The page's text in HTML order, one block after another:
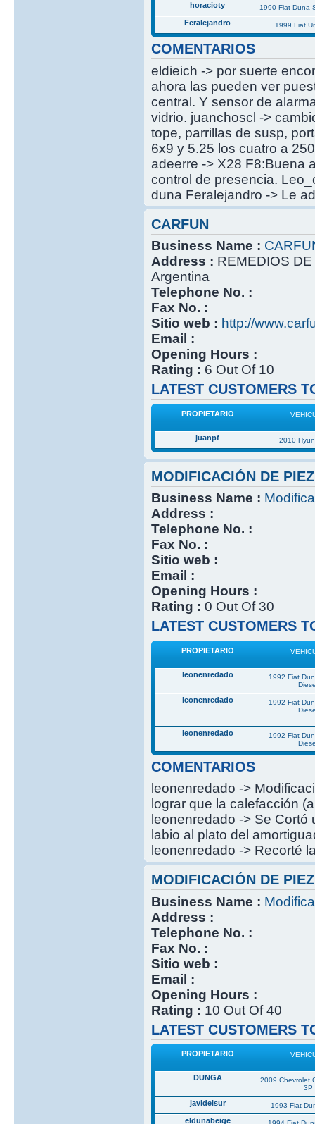
horacioty 1990 Fiat Duna
Feralejandro 1999 Fiat
COMENTARIOS
eldieich -> por suerte
ahora las pueden ver
central. Y sensor de
vidrio. juanchoscl ->
tope, parrillas de susp,
6x9 y 5.25 los cuatro a
adeerre -> X28 F8:Buena
control de presencia.
duna Feralejandro -> Le
CARFUN
Business Name :
Address : REMEDIOS
Argentina
Telephone No. :
Fax No. :
Sitio web : http://
Email :
Opening Hours :
Rating : 6 Out Of 10
LATEST CUSTOMERS
PROPIETARIO
juanpf 2010
MODIFICACIÓN DE
Business Name :
Address :
Telephone No. :
Fax No. :
Sitio web :
Email :
Opening Hours :
Rating : 0 Out Of 30
LATEST CUSTOMERS
PROPIETARIO
leonenredado
1992 Fiat
leonenredado
1992 Fiat
leonenredado
1992 Fiat
COMENTARIOS
leonenredado ->
lograr que la calefacción
leonenredado -> Se
labio al plato del
leonenredado -> Recorté
MODIFICACIÓN DE
Business Name :
Address :
Telephone No. :
Fax No. :
Sitio web :
Email :
Opening Hours :
Rating : 10 Out Of 40
LATEST CUSTOMERS
PROPIETARIO
DUNGA
2009 Chevrolet
3P
javidelsur 1993 Fiat
eldunabeige